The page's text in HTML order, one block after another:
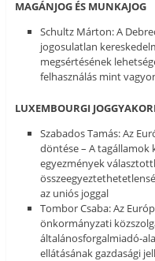
MAGÁNJOG ÉS MUNKAJOG
Schultz Márton: A
jogosulatlan
megsértésének
felhasználás mint
LUXEMBOURGI
Szabados Tamás: Az
döntése – A
egyezmények
az uniós joggal
Tombor Csaba: Az
önkormányzati
általánosforgalmiadó-
ellátásának gazdasági